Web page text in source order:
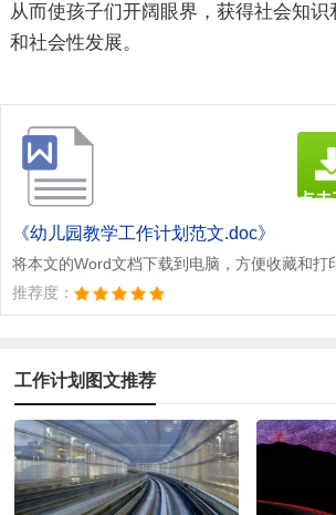
从而使孩子们开阔眼界，获得社会知识
和社会性发展。
《幼儿园教学工作计划范文.doc》
将本文的Word文档下载到电脑，方便收藏和打
推荐度：
点
工作计划图文推荐